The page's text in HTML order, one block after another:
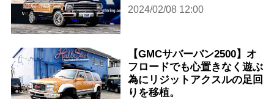
2024/02/08 12:00
【GMCサバーバン2500】オ
フロードでも心置きなく遊ぶ
為にリジットアクスルの足回
りを移植。